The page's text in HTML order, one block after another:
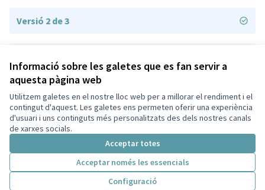
Informació sobre les galetes que es fan servir a
aquesta pàgina web
Utilitzem galetes en el nostre lloc web per a millorar el rendiment i el
contingut d'aquest. Les galetes ens permeten oferir una experiència
d'usuari i uns continguts més personalitzats des dels nostres canals
de xarxes socials.
Acceptar totes
Acceptar només les essencials
Configuració
Versió 2 de 3
Termes i condicions d'ús
Configuració de les galetes
Sant Andreu de Llavaneres a X
(Enllaç extern)
Sant Andreu de Llavaneres a Facebook
Sant Andreu de Llavaneres a YouTube
Web creada amb
Amb
(Enllaç